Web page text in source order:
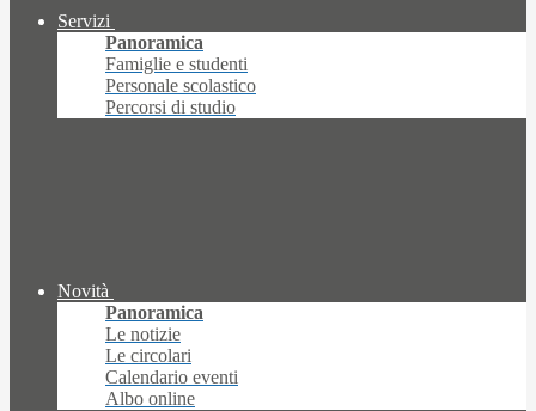
Servizi
Panoramica
Famiglie e studenti
Personale scolastico
Percorsi di studio
Novità
Panoramica
Le notizie
Le circolari
Calendario eventi
Albo online